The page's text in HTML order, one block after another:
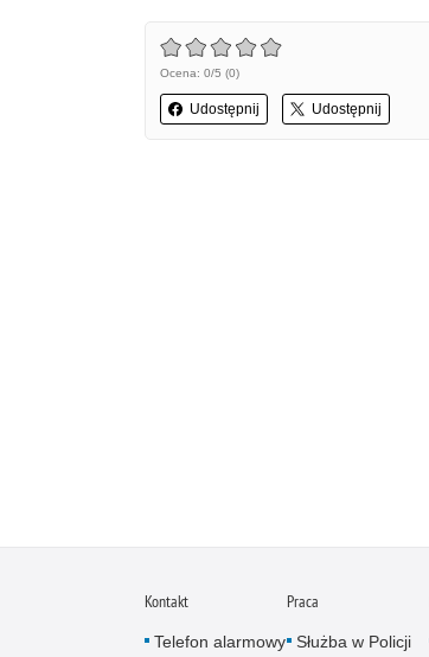
Ocena: 0/5 (0)
Udostępnij Udostępnij
Kontakt
Telefon alarmowy
Praca
Służba w Policji